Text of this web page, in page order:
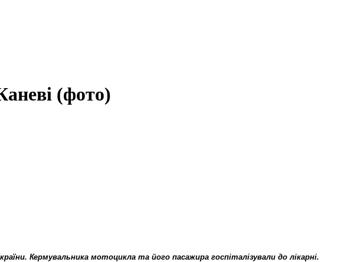
(фото)
Кермувальника мотоцикла та його пасажира госпіталізували до лікарні.